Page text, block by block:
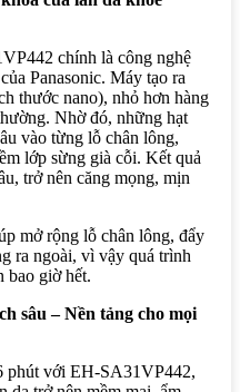
chính là công nghệ
Panasonic. Máy tạo ra
thước nano), nhỏ hơn hàng
Nhờ đó, những hạt
vào từng lỗ chân lông,
lớp sừng già cỗi. Kết quả
trở nên căng mọng, mịn
mở rộng lỗ chân lông, đẩy
ra ngoài, vì vậy quá trình
bao giờ hết.
sâu – Nền tảng cho mọi
phút với EH-SA31VP442,